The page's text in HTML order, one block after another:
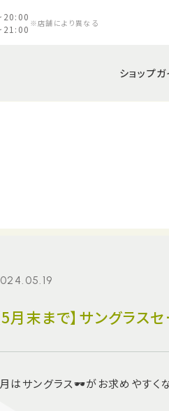
※店舗により異なる
ショップガ
5月末まで】サングラス
はサングラス🕶️がお求めやすくな